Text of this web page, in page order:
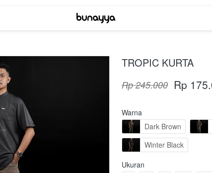
TROPIC KURTA
Rp 245.000 Rp
Warna
Dark Brown
Winter Black
Ukuran